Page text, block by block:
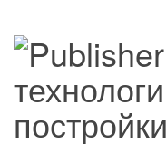
постройки